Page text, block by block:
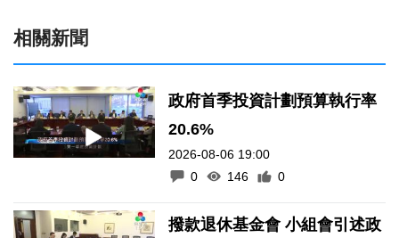
相關新聞
政府首季投資計劃預算執行率
20.6%
2026-08-06 19:00
0
146 0
撥款退休基金會 小組會引述政